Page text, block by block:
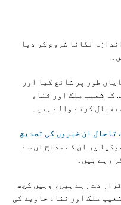
لگانا شروع کر دیا
طور پر شائع کیا اور
کہ شعیب ملک اور ثناء
کرنے والے ہیں۔
تاحال ان خبروں کی تصدیق
پر ان کے مداح ان سے
رہے ہیں۔
دے رہے ہیں، وہیں کچھ
ملک اور ثناء جاوید کی